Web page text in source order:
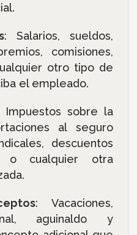
: Salarios, sueldos,
comisiones,
otro tipo de
el empleado.
Impuestos sobre la
al seguro
descuentos
o cualquier otra
: Vacaciones,
aguinaldo y